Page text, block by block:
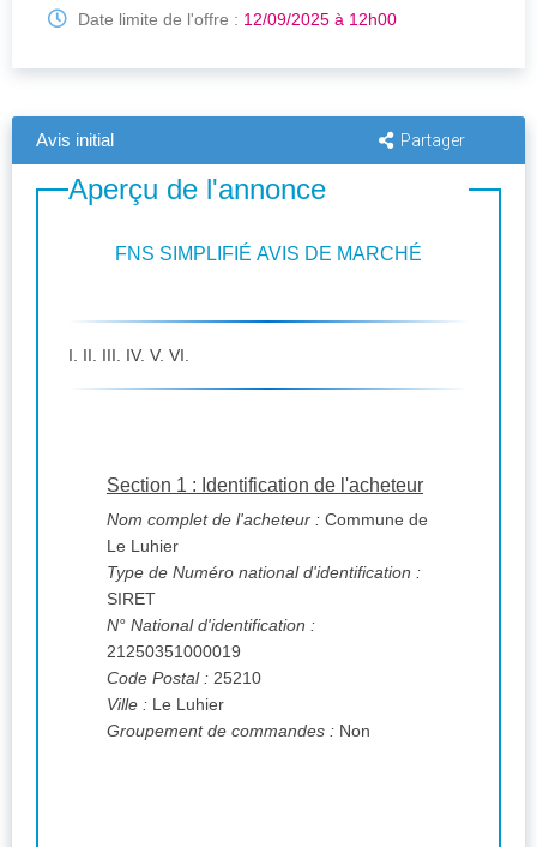
Date limite de l'offre : 12/09/2025 à 12h00
Avis initial Partager
Aperçu de l'annonce
FNS SIMPLIFIÉ AVIS DE MARCHÉ
I. II. III. IV. V. VI.
Section 1 : Identification de l'acheteur
Nom complet de l'acheteur : Commune de
Le Luhier
Type de Numéro national d'identification :
SIRET
N° National d'identification :
21250351000019
Code Postal : 25210
Ville : Le Luhier
Groupement de commandes : Non